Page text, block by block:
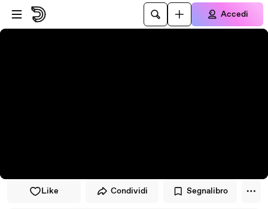
Vai al lettore
Passa al contenuto principale
Accedi
Like Condividi Segnalibro